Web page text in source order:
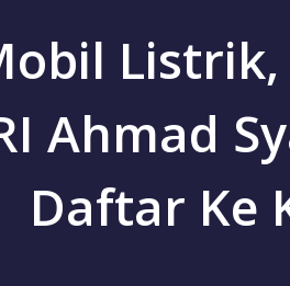
Ahmad
Daftar Ke